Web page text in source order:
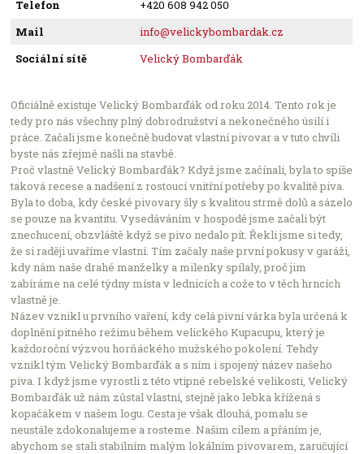
Telefon
+420 608 942 050
Mail
info@velickybombardak.cz
Sociální sítě
Velický Bombarďák
Oficiálně existuje Velický Bombarďák od roku 2014. Tento rok je
tedy pro nás všechny plný dobrodružství a nekonečného úsilí i
práce. Začali jsme konečně budovat vlastní pivovar a v tuto chvíli
byste nás zřejmě našli na stavbě.
Proč vlastně Velický Bombarďák? Když jsme začínali, byla to spíše
taková recese a nadšení z rostoucí vnitřní potřeby po kvalitě piva.
Byla to doba, kdy české pivovary šly s kvalitou strmě dolů a sázelo
se pouze na kvantitu. Vysedáváním v hospodě jsme začali být
znechucení, obzvláště když se pivo nedalo pít. Řekli jsme si tedy,
že si raději uvaříme vlastní. Tím začaly naše první pokusy v garáži,
kdy nám naše drahé manželky a milenky spílaly, proč jim
zabíráme na celé týdny místa v lednicích a cože to v těch hrncích
vlastně je.
Název vznikl u prvního vaření, kdy celá pivní várka byla určená k
doplnění pitného režimu během velického Kupacupu, který je
každoroční výzvou horňáckého mužského pokolení. Tehdy
vznikl tým Velický Bombarďák a s ním i spojený název našeho
piva. I když jsme vyrostli z této vtipné rebelské velikosti, Velický
Bombarďák už nám zůstal vlastní, stejně jako lebka křížená s
kopačákem v našem logu. Cesta je však dlouhá, pomalu se
neustále zdokonalujeme a rosteme. Našim cílem a přáním je,
abychom se stali stabilním malým lokálním pivovarem, zaručující